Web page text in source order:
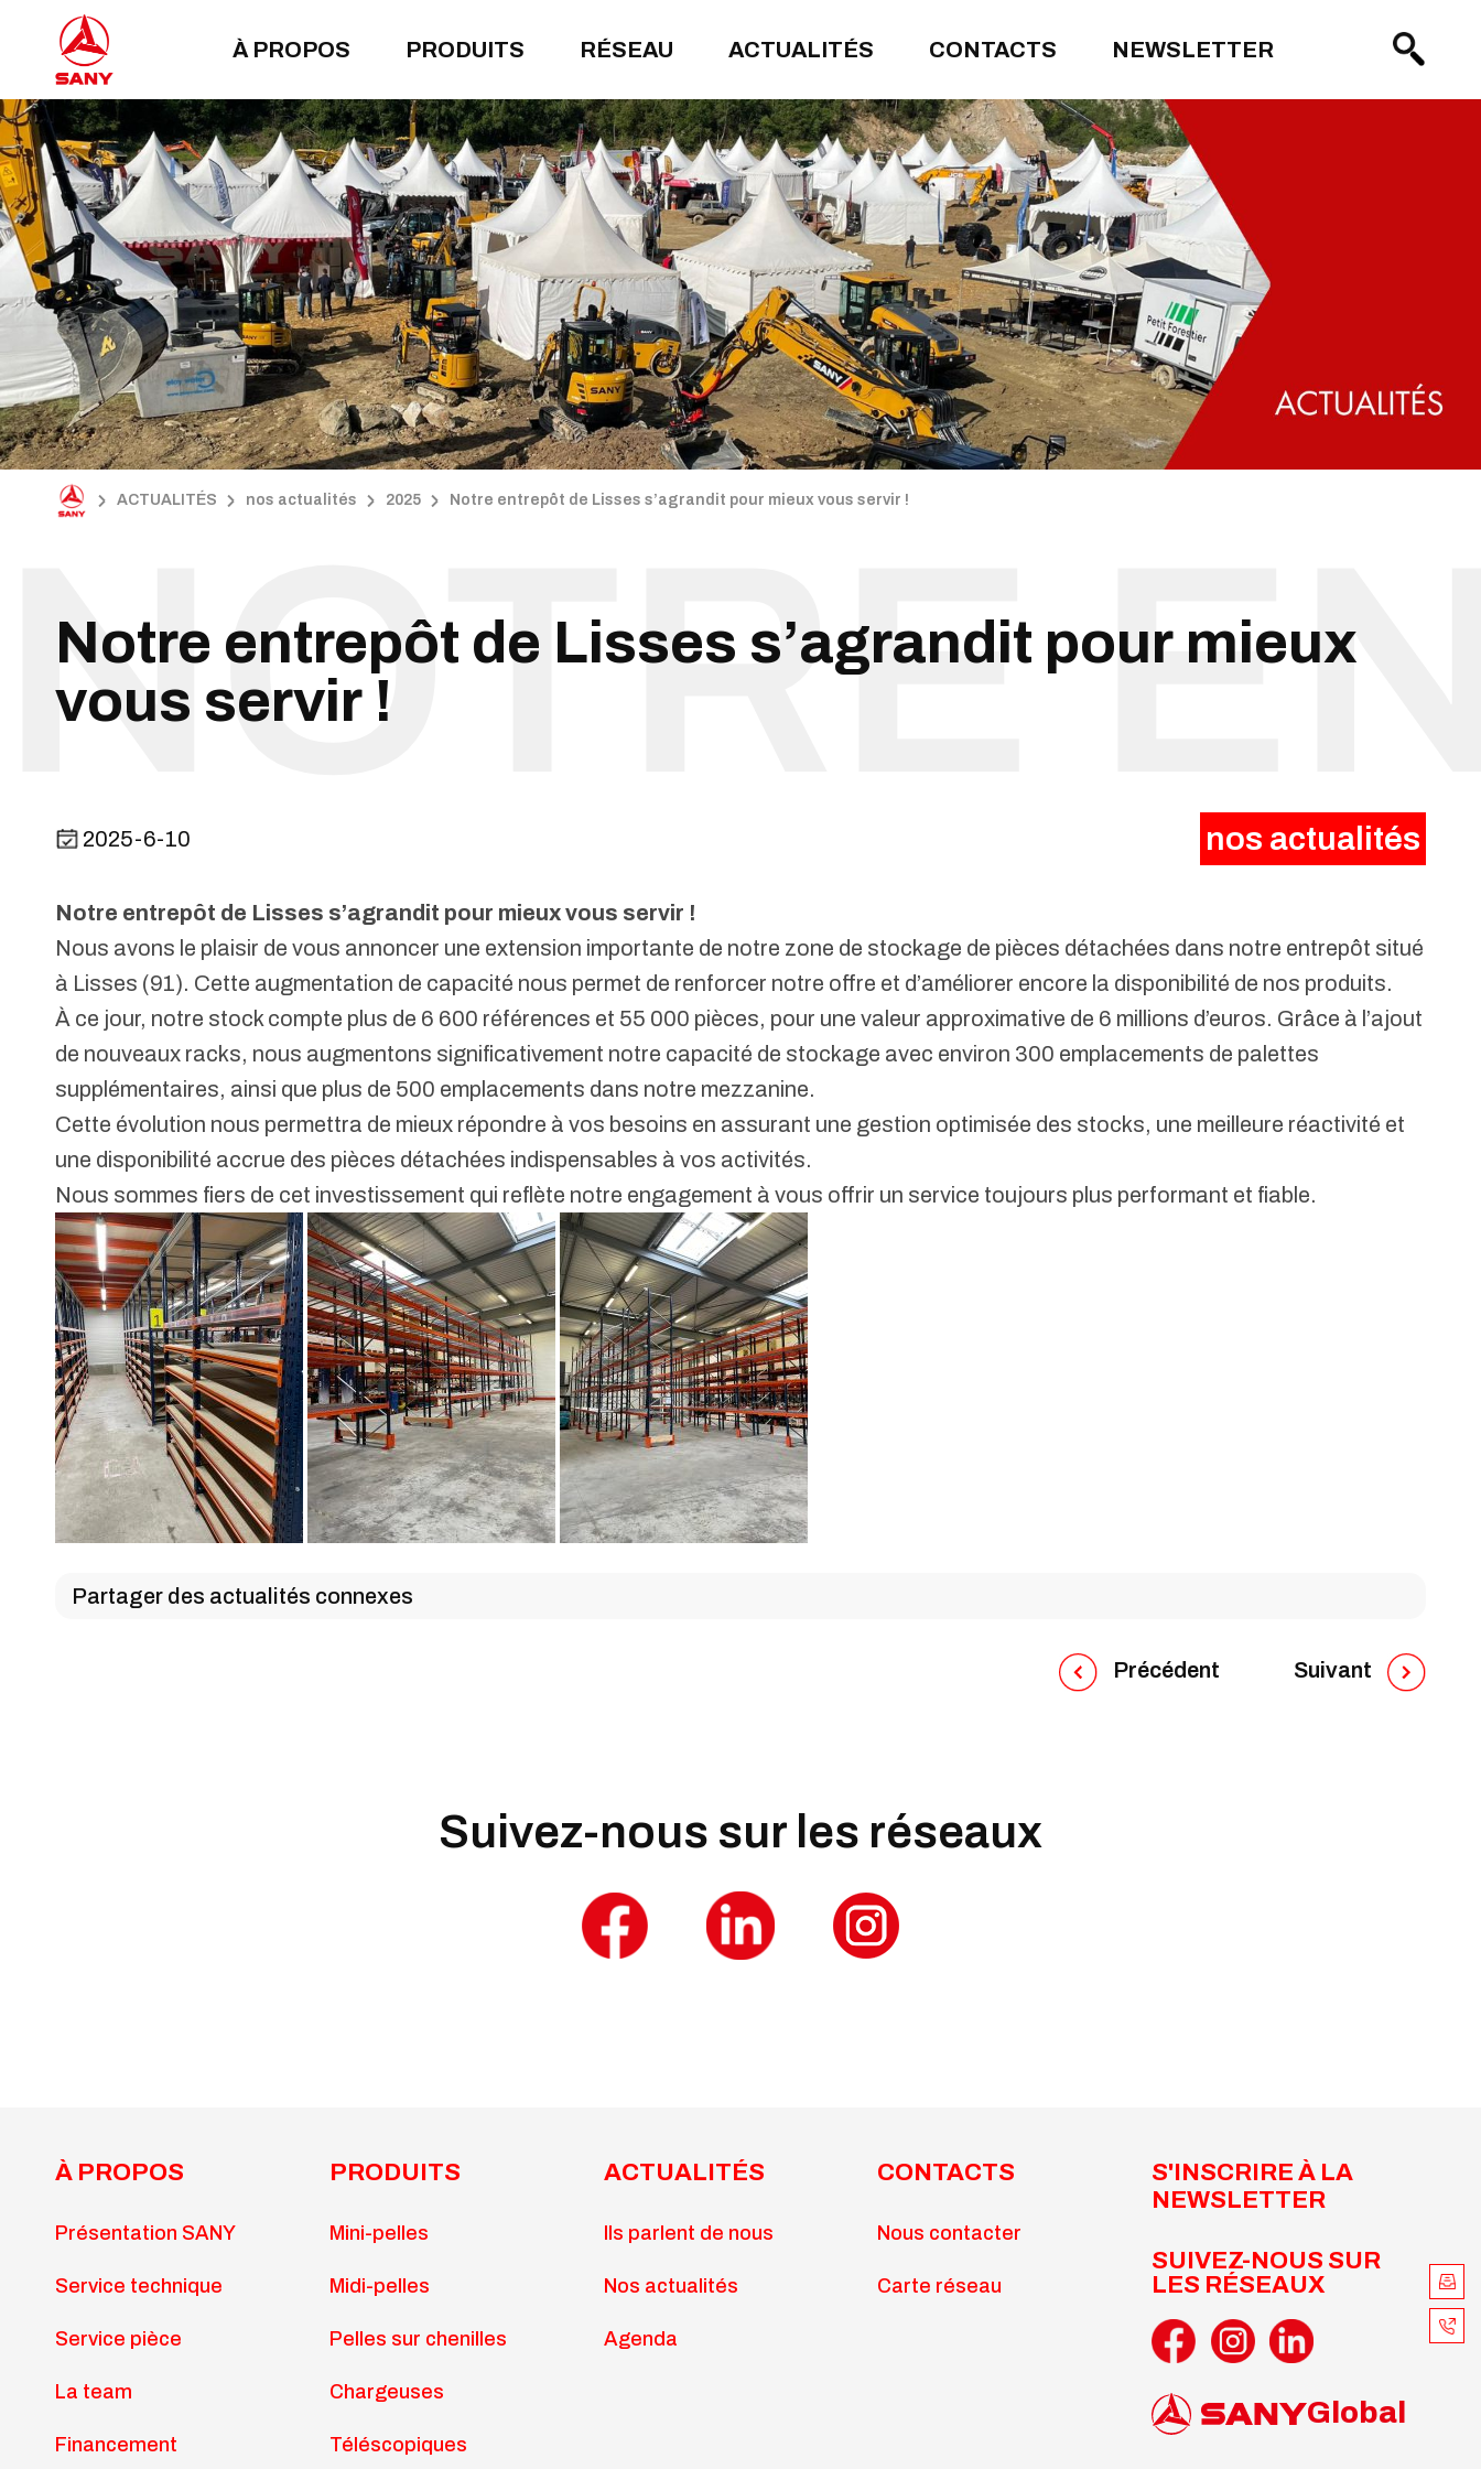
À PROPOS PRODUITS RÉSEAU ACTUALITÉS CONTACTS NEWSLETTER
ACTUALITÉS nos actualités 2025 Notre entrepôt de Lisses s’agrandit pour mieux vous servir !
Notre entrepôt de Lisses s’agrandit pour mieux
vous servir !
2025-6-10 nos actualités
Notre entrepôt de Lisses s’agrandit pour mieux vous servir !
Nous avons le plaisir de vous annoncer une extension importante de notre zone de stockage de pièces détachées dans notre entrepôt situé
à Lisses (91). Cette augmentation de capacité nous permet de renforcer notre offre et d’améliorer encore la disponibilité de nos produits.
À ce jour, notre stock compte plus de 6 600 références et 55 000 pièces, pour une valeur approximative de 6 millions d’euros. Grâce à l’ajout
de nouveaux racks, nous augmentons significativement notre capacité de stockage avec environ 300 emplacements de palettes
supplémentaires, ainsi que plus de 500 emplacements dans notre mezzanine.
Cette évolution nous permettra de mieux répondre à vos besoins en assurant une gestion optimisée des stocks, une meilleure réactivité et
une disponibilité accrue des pièces détachées indispensables à vos activités.
Nous sommes fiers de cet investissement qui reflète notre engagement à vous offrir un service toujours plus performant et fiable.
Partager des actualités connexes
Précédent Suivant
Suivez-nous sur les réseaux
À PROPOS
Présentation SANY
Service technique
Service pièce
La team
Financement
PRODUITS
Mini-pelles
Midi-pelles
Pelles sur chenilles
Chargeuses
Téléscopiques
ACTUALITÉS
Ils parlent de nous
Nos actualités
Agenda
CONTACTS
Nous contacter
Carte réseau
S'INSCRIRE À LA
NEWSLETTER
SUIVEZ-NOUS SUR
LES RÉSEAUX
Global